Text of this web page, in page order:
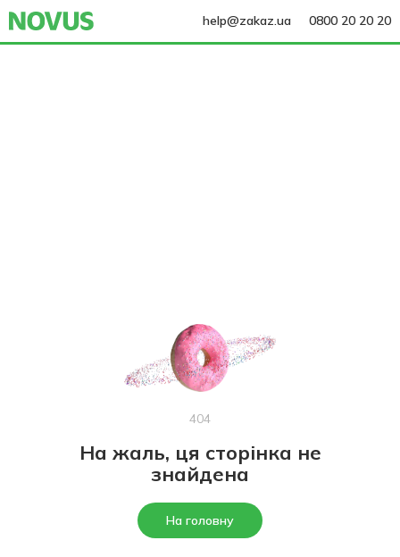
help@zakaz.ua 0800 20 20 20
404
На жаль, ця сторінка не
знайдена
На головну